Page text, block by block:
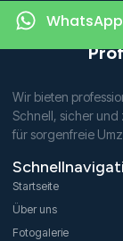
Wir bieten
Schnell, sicher und
für sorgenfreie
Startseite
Über uns
Fotogalerie